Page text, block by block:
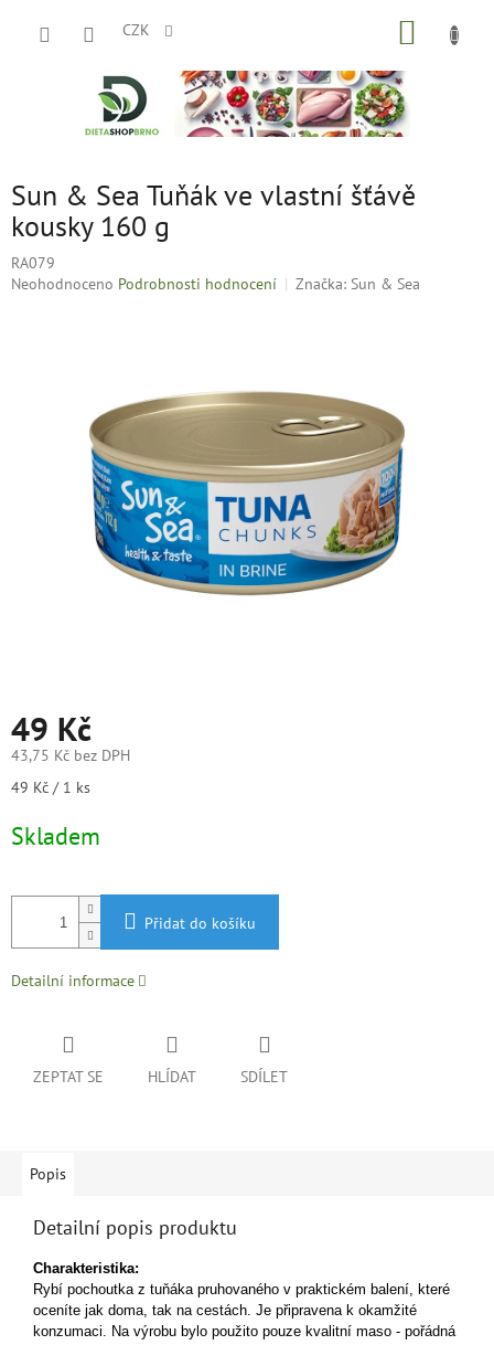
CZK
Sun & Sea Tuňák ve vlastní šťávě
kousky 160 g
RA079
Průměrné
Neohodnoceno Podrobnosti hodnocení Značka: Sun & Sea
49 Kč
43,75 Kč bez DPH
Měrná
49 Kč / 1 ks
Skladem
Přidat do košíku
Detailní informace
ZEPTAT SE HLÍDAT SDÍLET
Popis
Detailní popis produktu
Charakteristika:
Rybí pochoutka z tuňáka pruhovaného v praktickém balení, které
oceníte jak doma, tak na cestách. Je připravena k okamžité
konzumaci. Na výrobu bylo použito pouze kvalitní maso - pořádná